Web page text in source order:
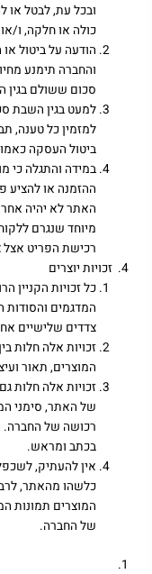
ובכל עת, לבטל או
כולה או חלקה, ו/
הודעה על ביטול
והחברה תימנע
סכום ששולם בגין
למעט בגין השבת
למזמין כל טענה,
ביטול העסקה
במידה והתגלה כי
ההזמנה או להציע
האתר לא יהיה
מיוחד שנגרם
רכישת הפריט אצל
זכויות יוצרים
כל זכויות הקניין
המדגמים
צדדים שלישיים
זכויות אלה חלות
המוצרים, תאור
של האתר, סימני
רכושה של
בכתב ומראש.
אין להעתיק,
כלשהו מהאתר,
המוצרים תמונות
של החברה.